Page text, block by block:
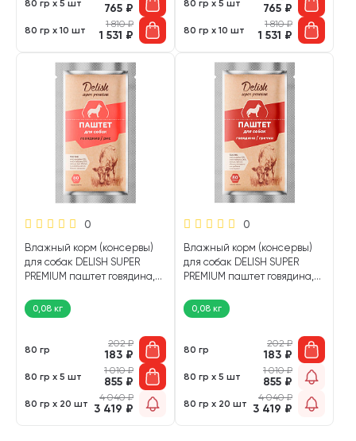
80 гр х 5 шт 765 ₽
80 гр х 10 шт
1 810₽
1 531 ₽
80 гр х 5 шт 765 ₽
80 гр х 10 шт
1 810₽
1 531 ₽
0
Влажный корм (консервы)
для собак DELISH SUPER
PREMIUM паштет говядина,
0,08 кг
80 гр
202₽
183 ₽
80 гр х 5 шт
1 010₽
855 ₽
80 гр х 20 шт
4 040₽
3 419 ₽
0
Влажный корм (консервы)
для собак DELISH SUPER
PREMIUM паштет говядина,
0,08 кг
80 гр
202₽
183 ₽
80 гр х 5 шт
1 010₽
855 ₽
80 гр х 20 шт
4 040₽
3 419 ₽